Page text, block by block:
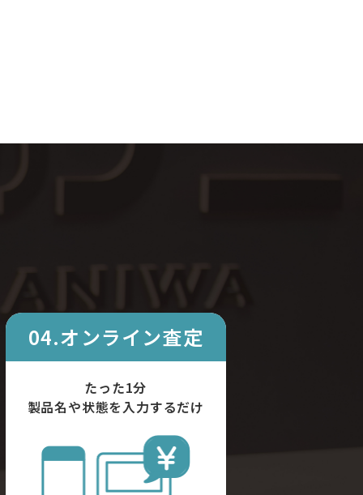
04.オンライン査定
たった1分
製品名や状態を入力するだけ